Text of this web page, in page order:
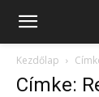
Kezdőlap
Címke: